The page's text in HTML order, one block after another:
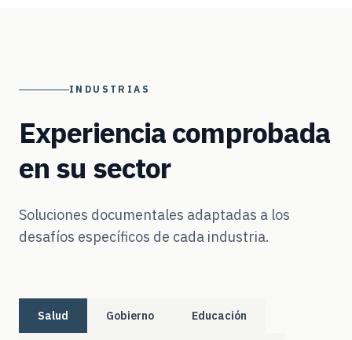
INDUSTRIAS
Experiencia comprobada
en su sector
Soluciones documentales adaptadas a los
desafíos específicos de cada industria.
Salud Gobierno Educación